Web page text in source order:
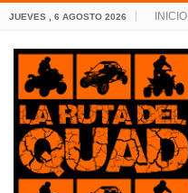
JUEVES , 6 AGOSTO 2026 INICIO